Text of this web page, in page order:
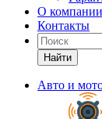
О компании
Контакты
Найти
Авто и